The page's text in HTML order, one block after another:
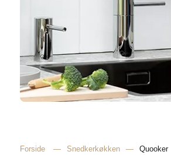
Forside — Snedkerkøkken — Quooker